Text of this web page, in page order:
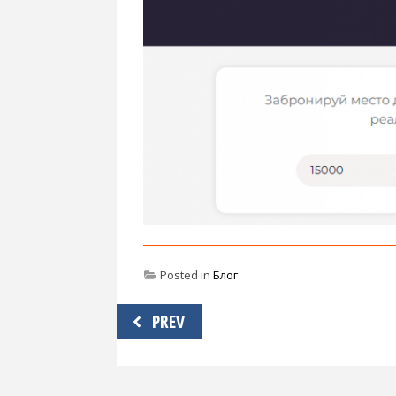
Posted in Блог
Навигация
по
PREV